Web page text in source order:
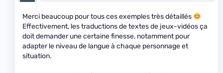
Merci beaucoup pour tous ces exemples très détaillés
Effectivement, les traductions de textes de jeux-vidéos ça
doit demander une certaine finesse, notamment pour
adapter le niveau de langue à chaque personnage et
situation.